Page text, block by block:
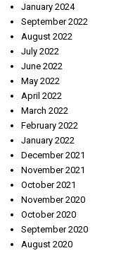
January 2024
September 2022
August 2022
July 2022
June 2022
May 2022
April 2022
March 2022
February 2022
January 2022
December 2021
November 2021
October 2021
November 2020
October 2020
September 2020
August 2020